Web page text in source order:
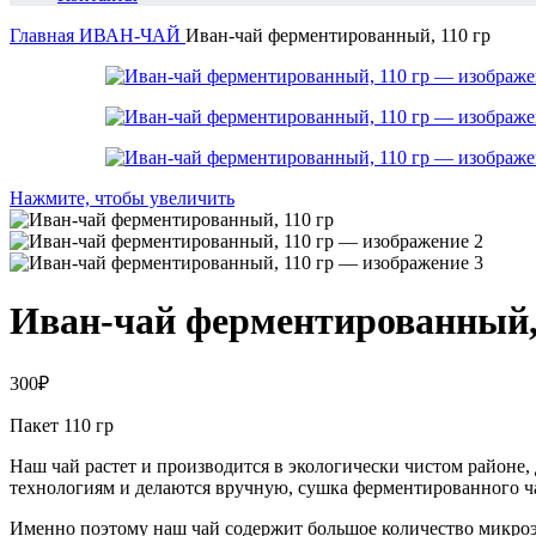
Главная ИВАН-ЧАЙ Иван-чай ферментированный, 110 гр
Нажмите, чтобы увеличить
Иван-чай
300₽
Пакет 110 гр
Наш чай растет и производится в экологически чистом
технологиям и делаются вручную, сушка ферментированного
Именно поэтому наш чай содержит большое количество